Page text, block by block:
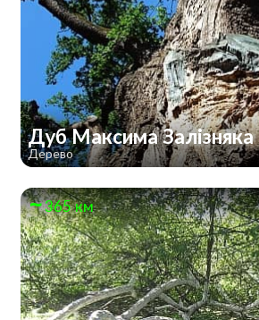
Дуб Максима Залізняка
Дерево
365 км